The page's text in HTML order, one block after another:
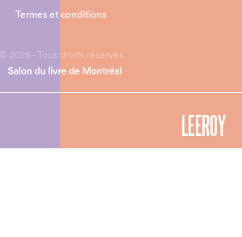
© 2026 - Tous droits réservés
Termes et conditions